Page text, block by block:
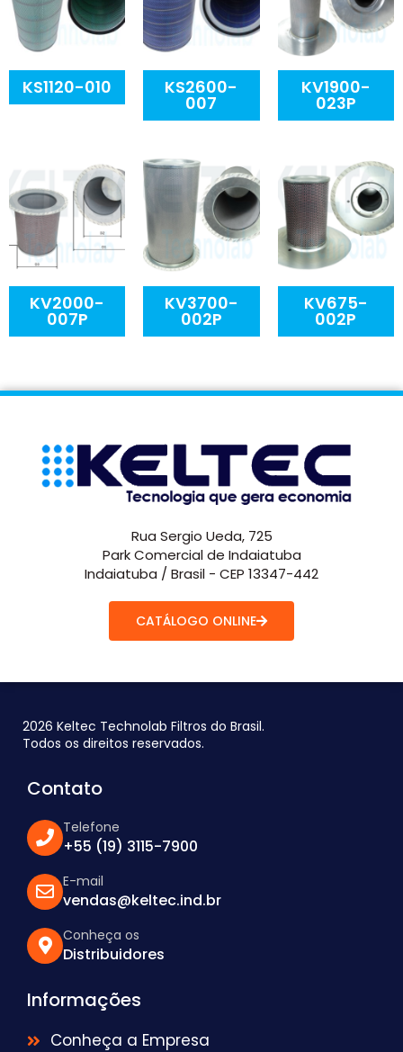
KS1120-010 KS2600-
007
KV1900-
023P
KV2000-
007P
KV3700-
002P
KV675-
002P
Rua Sergio Ueda, 725
Park Comercial de Indaiatuba
Indaiatuba / Brasil - CEP 13347-442
CATÁLOGO ONLINE
2026 Keltec Technolab Filtros do Brasil.
Todos os direitos reservados.
Contato
Telefone
+55 (19) 3115-7900
E-mail
vendas@keltec.ind.br
Conheça os
Distribuidores
Informações
Conheça a Empresa